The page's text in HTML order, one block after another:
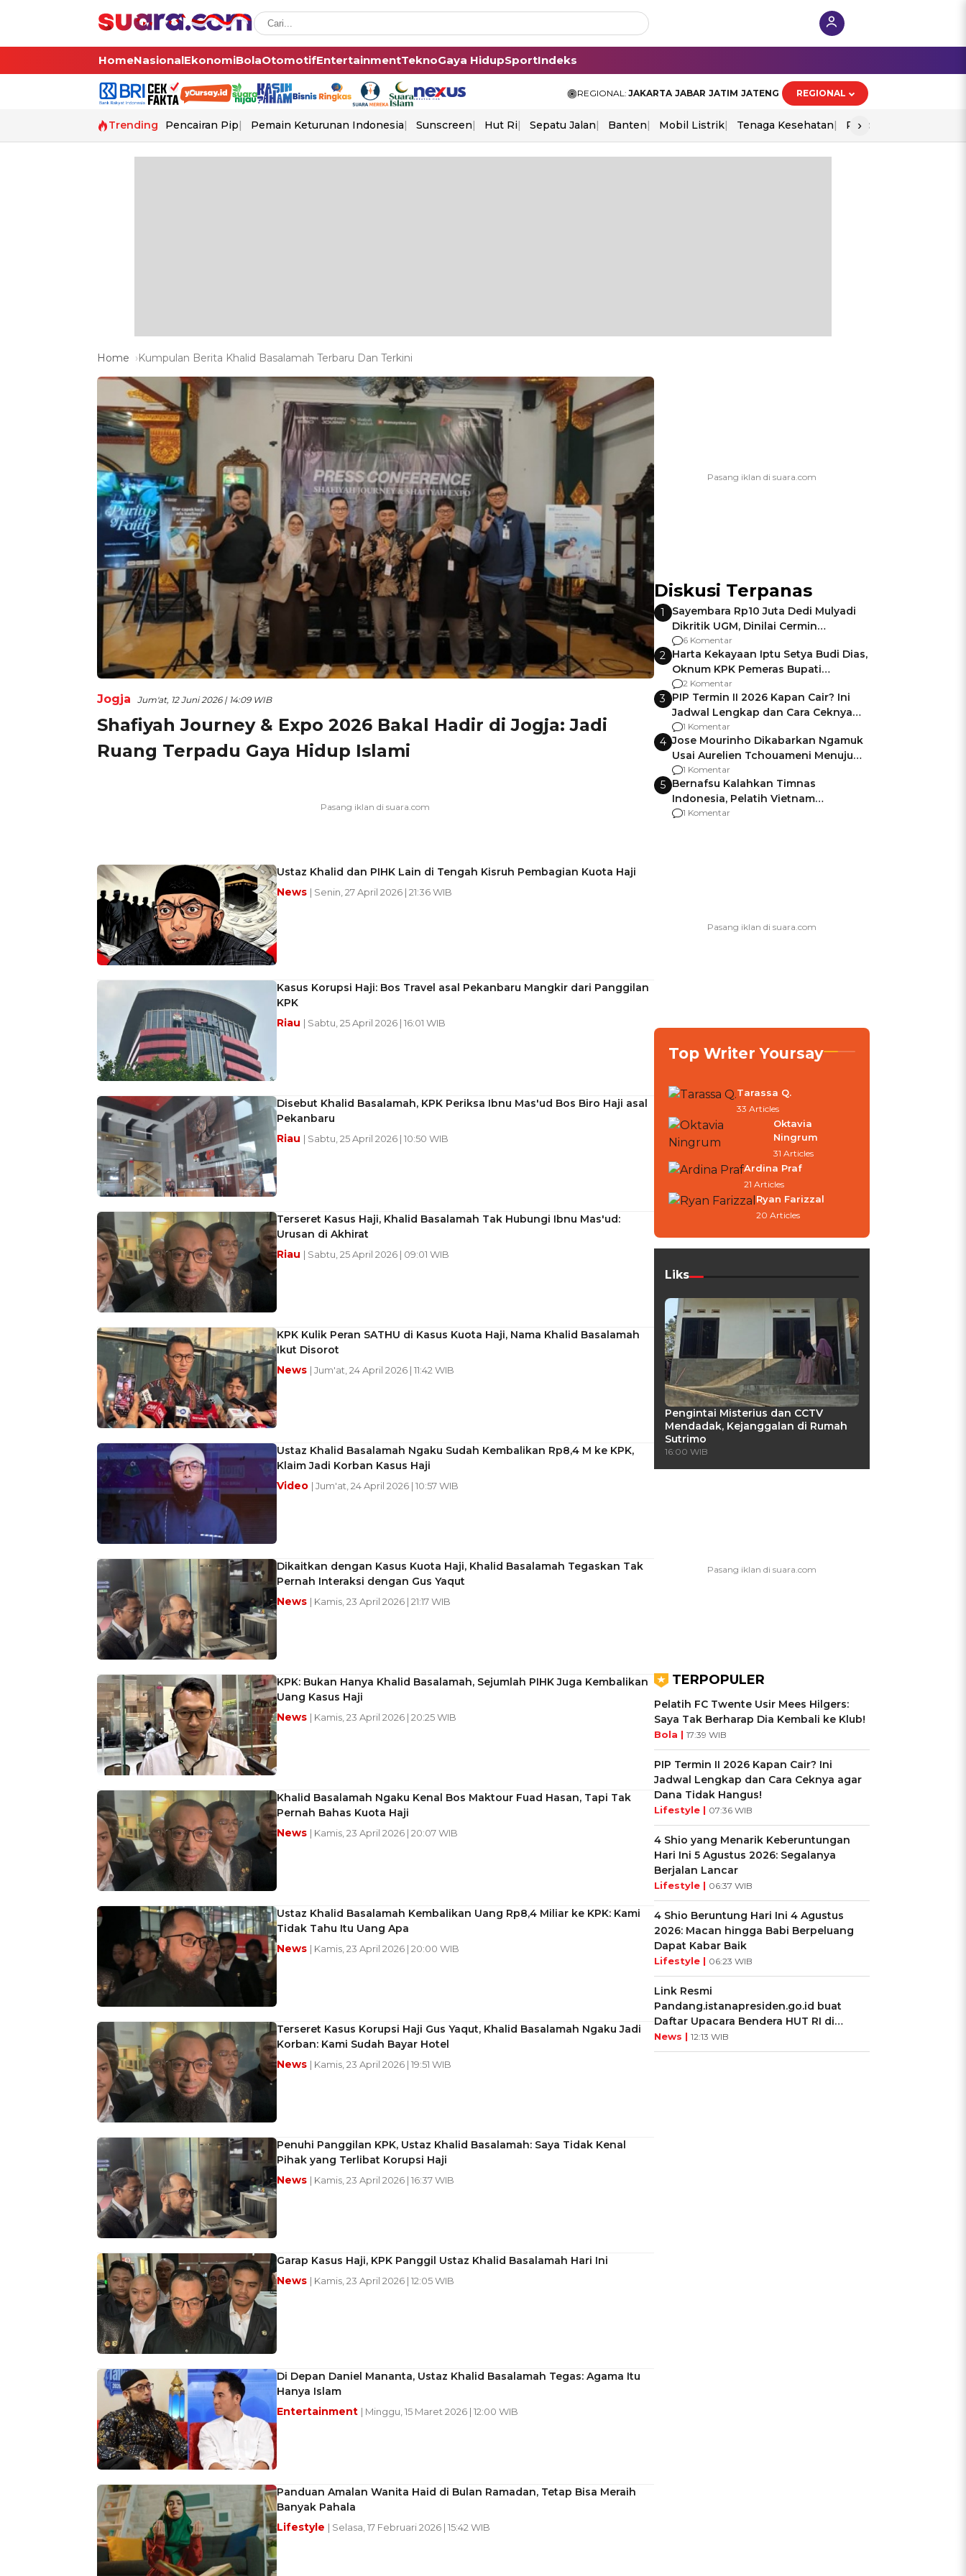
HomeNasionalEkonomiBolaOtomotifEntertainmentTeknoGaya HidupSportIndeks
REGIONAL: JAKARTA JABAR JATIM JATENG REGIONAL
Trending Pencairan Pip Pemain Keturunan Indonesia Sunscreen Hut Ri Sepatu Jalan Banten Mobil Listrik Tenaga Kesehatan Piala Aff 2026
›
Home Kumpulan Berita Khalid Basalamah Terbaru Dan Terkini
Jogja Jum'at, 12 Juni 2026 | 14:09 WIB
Shafiyah Journey & Expo 2026 Bakal Hadir di Jogja: Jadi
Ruang Terpadu Gaya Hidup Islami
Ustaz Khalid dan PIHK Lain di Tengah Kisruh Pembagian Kuota Haji
News | Senin, 27 April 2026 | 21:36 WIB
Kasus Korupsi Haji: Bos Travel asal Pekanbaru Mangkir dari Panggilan
KPK
Riau | Sabtu, 25 April 2026 | 16:01 WIB
Disebut Khalid Basalamah, KPK Periksa Ibnu Mas'ud Bos Biro Haji asal
Pekanbaru
Riau | Sabtu, 25 April 2026 | 10:50 WIB
Terseret Kasus Haji, Khalid Basalamah Tak Hubungi Ibnu Mas'ud:
Urusan di Akhirat
Riau | Sabtu, 25 April 2026 | 09:01 WIB
KPK Kulik Peran SATHU di Kasus Kuota Haji, Nama Khalid Basalamah
Ikut Disorot
News | Jum'at, 24 April 2026 | 11:42 WIB
Ustaz Khalid Basalamah Ngaku Sudah Kembalikan Rp8,4 M ke KPK,
Klaim Jadi Korban Kasus Haji
Video | Jum'at, 24 April 2026 | 10:57 WIB
Dikaitkan dengan Kasus Kuota Haji, Khalid Basalamah Tegaskan Tak
Pernah Interaksi dengan Gus Yaqut
News | Kamis, 23 April 2026 | 21:17 WIB
KPK: Bukan Hanya Khalid Basalamah, Sejumlah PIHK Juga Kembalikan
Uang Kasus Haji
News | Kamis, 23 April 2026 | 20:25 WIB
Khalid Basalamah Ngaku Kenal Bos Maktour Fuad Hasan, Tapi Tak
Pernah Bahas Kuota Haji
News | Kamis, 23 April 2026 | 20:07 WIB
Ustaz Khalid Basalamah Kembalikan Uang Rp8,4 Miliar ke KPK: Kami
Tidak Tahu Itu Uang Apa
News | Kamis, 23 April 2026 | 20:00 WIB
Terseret Kasus Korupsi Haji Gus Yaqut, Khalid Basalamah Ngaku Jadi
Korban: Kami Sudah Bayar Hotel
News | Kamis, 23 April 2026 | 19:51 WIB
Penuhi Panggilan KPK, Ustaz Khalid Basalamah: Saya Tidak Kenal
Pihak yang Terlibat Korupsi Haji
News | Kamis, 23 April 2026 | 16:37 WIB
Garap Kasus Haji, KPK Panggil Ustaz Khalid Basalamah Hari Ini
News | Kamis, 23 April 2026 | 12:05 WIB
Di Depan Daniel Mananta, Ustaz Khalid Basalamah Tegas: Agama Itu
Hanya Islam
Entertainment | Minggu, 15 Maret 2026 | 12:00 WIB
Panduan Amalan Wanita Haid di Bulan Ramadan, Tetap Bisa Meraih
Banyak Pahala
Lifestyle | Selasa, 17 Februari 2026 | 15:42 WIB
Diskusi Terpanas
1
Sayembara Rp10 Juta Dedi Mulyadi
Dikritik UGM, Dinilai Cermin
Gagalnya Negara Jamin Keamanan
6 Komentar
2 Harta Kekayaan Iptu Setya Budi Dias,
Oknum KPK Pemeras Bupati
Pemalang
2 Komentar
3 PIP Termin II 2026 Kapan Cair? Ini
Jadwal Lengkap dan Cara Ceknya
agar Dana Tidak Hangus!
1 Komentar
4 Jose Mourinho Dikabarkan Ngamuk
Usai Aurelien Tchouameni Menuju
Manchester United
1 Komentar
5 Bernafsu Kalahkan Timnas
Indonesia, Pelatih Vietnam
Berencana Pakai Jimat di Pakansari
1 Komentar
Top Writer Yoursay
Tarassa Q.
33 Articles
Oktavia
Ningrum
31 Articles
Ardina Praf
21 Articles
Ryan Farizzal
20 Articles
Liks
Pengintai Misterius dan CCTV
Mendadak, Kejanggalan di Rumah
Sutrimo
16:00 WIB
TERPOPULER
Pelatih FC Twente Usir Mees Hilgers:
Saya Tak Berharap Dia Kembali ke Klub!
Bola | 17:39 WIB
PIP Termin II 2026 Kapan Cair? Ini
Jadwal Lengkap dan Cara Ceknya agar
Dana Tidak Hangus!
Lifestyle | 07:36 WIB
4 Shio yang Menarik Keberuntungan
Hari Ini 5 Agustus 2026: Segalanya
Berjalan Lancar
Lifestyle | 06:37 WIB
4 Shio Beruntung Hari Ini 4 Agustus
2026: Macan hingga Babi Berpeluang
Dapat Kabar Baik
Lifestyle | 06:23 WIB
Link Resmi
Pandang.istanapresiden.go.id buat
Daftar Upacara Bendera HUT RI di
Istana Negara
News | 12:13 WIB